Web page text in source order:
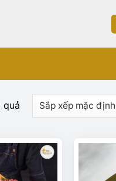
quả